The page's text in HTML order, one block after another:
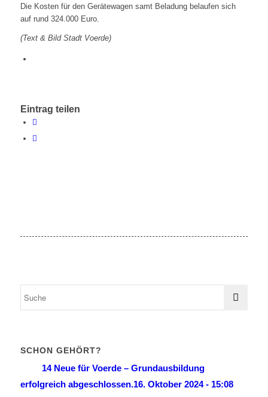
Die Kosten für den Gerätewagen samt Beladung belaufen sich
auf rund 324.000 Euro.
(Text & Bild Stadt Voerde)
Eintrag teilen
SCHON GEHÖRT?
14 Neue für Voerde – Grundausbildung
erfolgreich abgeschlossen.16. Oktober 2024 - 15:08